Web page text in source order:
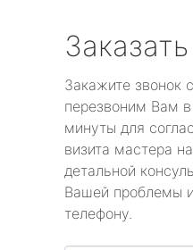
Закажите звонок
перезвоним Вам
минуты для
визита мастера
детальной
Вашей проблемы
телефону.